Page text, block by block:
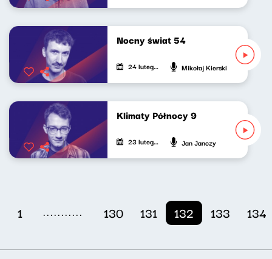
Nocny świat 54
24 lutego 2022 Mikołaj Kierski
Klimaty Północy 9
23 lutego 2022 Jan Janczy
1 ........... 130 131 132 133 134